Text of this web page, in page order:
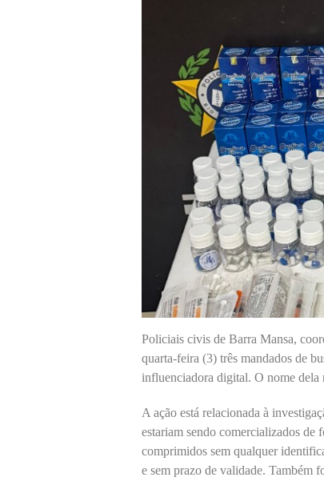
Policiais civis de Barra Mansa,
quarta-feira (3) três mandados de
influenciadora digital. O nome dela
A ação está relacionada à
estariam sendo comercializados
comprimidos sem qualquer
e sem prazo de validade. Também